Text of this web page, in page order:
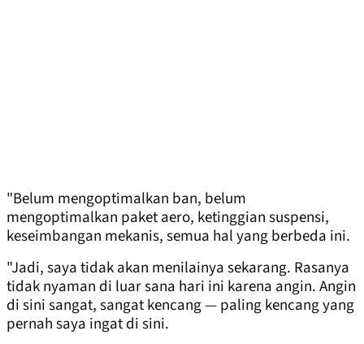
"Belum mengoptimalkan ban, belum
mengoptimalkan paket aero, ketinggian suspensi,
keseimbangan mekanis, semua hal yang berbeda ini.
"Jadi, saya tidak akan menilainya sekarang. Rasanya
tidak nyaman di luar sana hari ini karena angin. Angin
di sini sangat, sangat kencang — paling kencang yang
pernah saya ingat di sini.